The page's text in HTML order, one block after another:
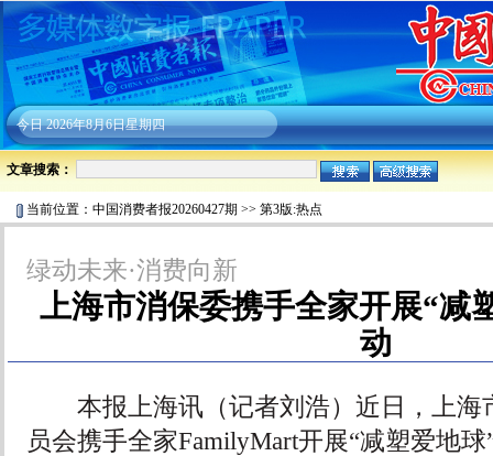
今日2026年8月6日星期四
文章搜索：
当前位置： 中国消费者报20260427期 >> 第3版:热点
绿动未来·消费向新
上海市消保委携手全家开展“减
动
本报上海讯（记者刘浩）近日，上海
员会携手全家FamilyMart开展“减塑爱地